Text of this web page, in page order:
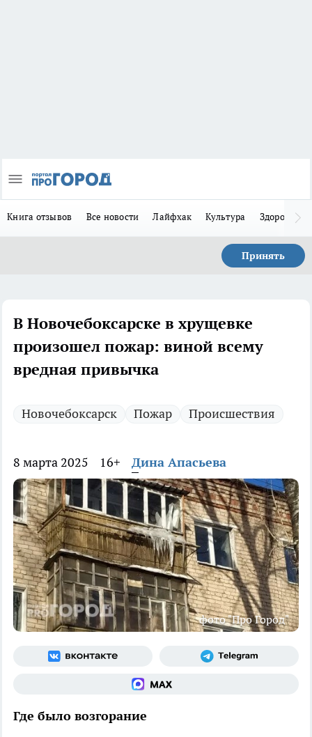
Книга отзывов Все новости Лайфхак Культура Здоровье
Принять
В Новочебоксарске в хрущевке
произошел пожар: виной всему
вредная привычка
Новочебоксарск Пожар Происшествия
8 марта 2025 16+ Дина Апасьева
фото "Про Город"
Где было возгорание